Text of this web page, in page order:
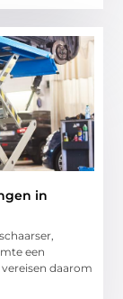
in
een
daarom